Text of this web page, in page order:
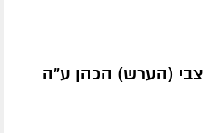
(הערש) הכהן ע״ה